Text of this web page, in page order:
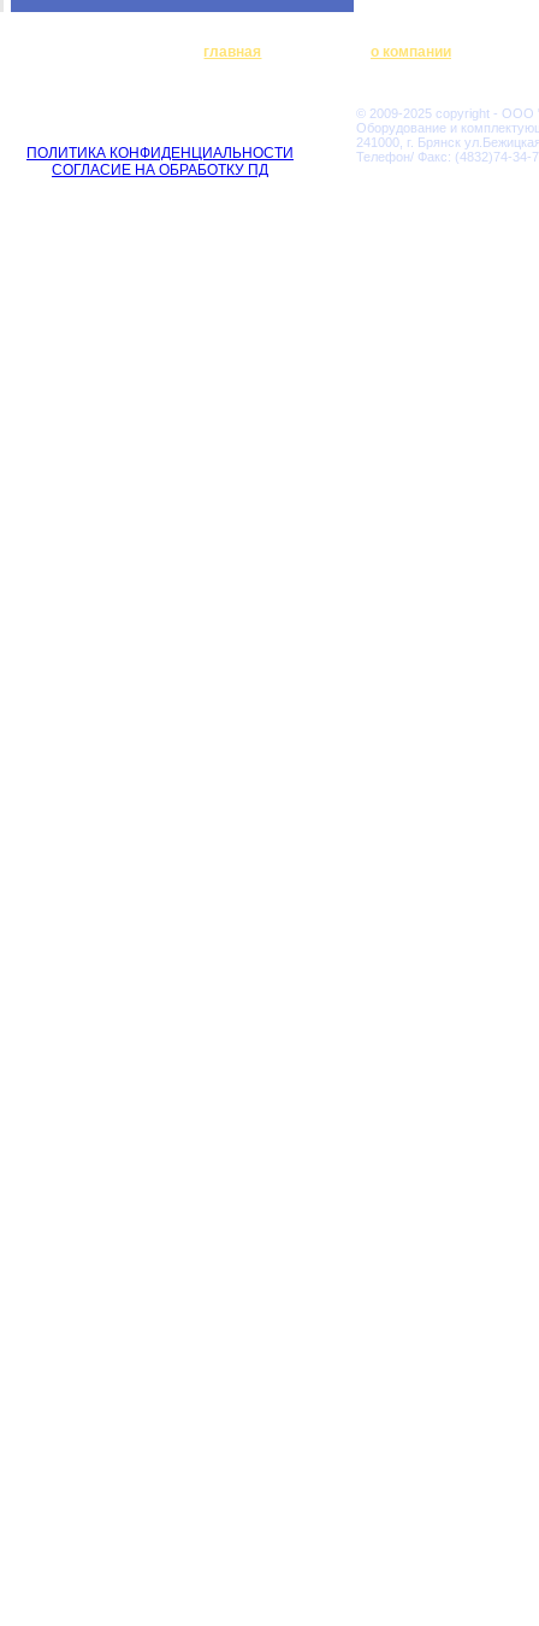
главная о компании
ПОЛИТИКА КОНФИДЕНЦИАЛЬНОСТИ
СОГЛАСИЕ НА ОБРАБОТКУ ПД
© 2009-2025 copyright - ООО
Оборудование и
241000, г. Брянск
Телефон/ Факс: (4832)74-34-